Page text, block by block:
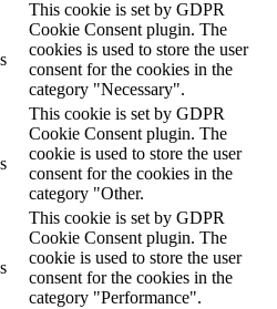
This cookie is set by GDPR
Cookie Consent plugin. The
cookies is used to store the user
consent for the cookies in the
category "Necessary".
This cookie is set by GDPR
Cookie Consent plugin. The
cookie is used to store the user
consent for the cookies in the
category "Other.
This cookie is set by GDPR
Cookie Consent plugin. The
cookie is used to store the user
consent for the cookies in the
category "Performance".